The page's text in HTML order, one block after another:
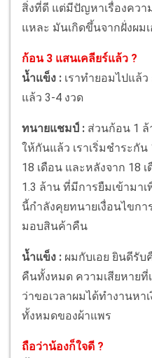
สิ่งที่ดี แต่มีปัญหาเรื่องควา
แหละ มันเกิดขึ้นจากฝั่งผมเ
ก้อน 3 แสนเคลียร์แล้ว ?
น้ำแข็ง : เราทำยอมไปแล้
แล้ว 3-4 งวด
ทนายแชมป์ : ส่วนก้อน 1
ให้กันแล้ว เราเริ่มชำระกั
18 เดือน และหลังจาก 18
1.3 ล้าน ที่มีการยืมเข้ามา
นี้กำลังคุยทนายเงื่อนไขก
มอบสินค้าคืน
น้ำแข็ง : ผมกับเอย ยินดีรั
คืนทั้งหมด ความเสียหายที่
ว่าขอเวลาผมได้ทำงานห
ทั้งหมดของผ้าแพร
ถือว่าน้องก็ใจดี ?